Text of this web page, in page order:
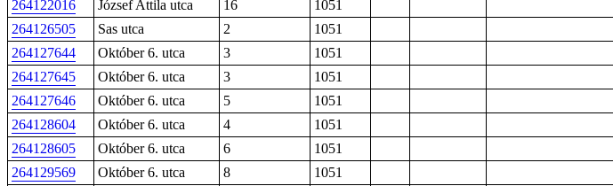
264122016
József Attila utca 16 1051
264126505
Sas utca 2 1051
264127644
Október 6. utca 3 1051
264127645
Október 6. utca 3 1051
264127646
Október 6. utca 5 1051
264128604
Október 6. utca 4 1051
264128605
Október 6. utca 6 1051
264129569
Október 6. utca 8 1051